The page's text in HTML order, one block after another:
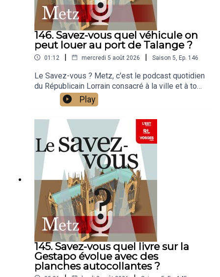
146. Savez-vous quel véhicule on
peut louer au port de Talange ?
01:12 | mercredi 5 août 2026 | Saison 5 Ep. 146
Le Savez-vous ? Metz, c'est le podcast quotidien
du Républicain Lorrain consacré à la ville et à tout
ce que vous ignorez sur elle.Un podcast raconté
par Jean-Marie Russe basé sur les articles
Play
145. Savez-vous quel livre sur la
Gestapo évolue avec des
planches autocollantes ?